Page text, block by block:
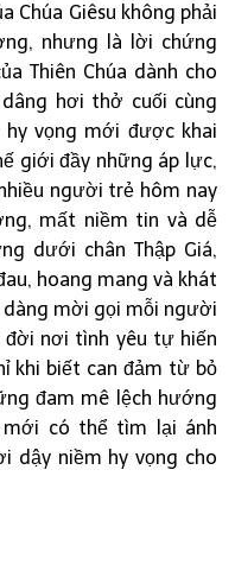
Chúa Giêsu không phải
nhưng là lời chứng
Thiên Chúa dành cho
hơi thở cuối cùng
hy vọng mới được khai
giới đầy những áp lực,
người trẻ hôm nay
mất niềm tin và dễ
dưới chân Thập Giá,
hoang mang và khát
dàng mời gọi mỗi người
đời nơi tình yêu tự hiến
khi biết can đảm từ bỏ
đam mê lệch hướng
mới có thể tìm lại ánh
dậy niềm hy vọng cho